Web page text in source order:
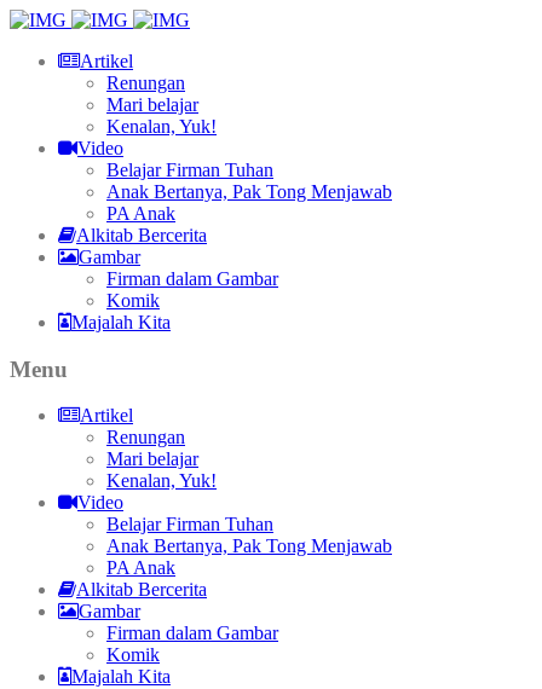
Artikel
Renungan
Mari belajar
Kenalan, Yuk!
Video
Belajar Firman Tuhan
Anak Bertanya, Pak Tong Menjawab
PA Anak
Alkitab Bercerita
Gambar
Firman dalam Gambar
Komik
Majalah Kita
Menu
Artikel
Renungan
Mari belajar
Kenalan, Yuk!
Video
Belajar Firman Tuhan
Anak Bertanya, Pak Tong Menjawab
PA Anak
Alkitab Bercerita
Gambar
Firman dalam Gambar
Komik
Majalah Kita